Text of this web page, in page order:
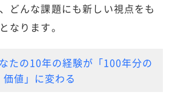
どんな課題にも新しい視点をも
なります。
たの10年の経験が「100年分の
価値」に変わる